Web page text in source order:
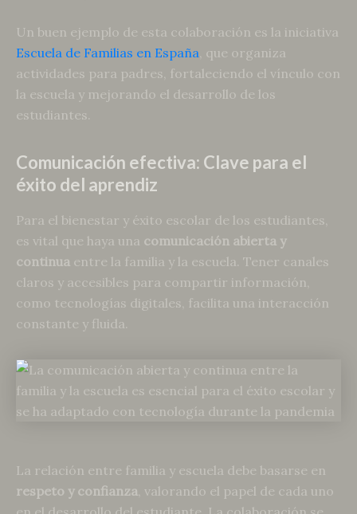
Un buen ejemplo de esta colaboración es la iniciativa
Escuela de Familias en España, que organiza
actividades para padres, fortaleciendo el vínculo con
la escuela y mejorando el desarrollo de los
estudiantes.
Comunicación efectiva: Clave para el
éxito del aprendiz
Para el bienestar y éxito escolar de los estudiantes,
es vital que haya una comunicación abierta y
continua entre la familia y la escuela. Tener canales
claros y accesibles para compartir información,
como tecnologías digitales, facilita una interacción
constante y fluida.
La relación entre familia y escuela debe basarse en
respeto y confianza , valorando el papel de cada uno